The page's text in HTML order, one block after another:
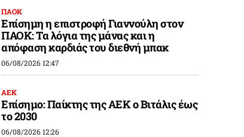
ΠΑΟΚ
Επίσημη η επιστροφή Γιαννούλη στον
ΠΑΟΚ: Τα λόγια της μάνας και η
απόφαση καρδιάς του διεθνή μπακ
06/08/2026 12:47
ΑΕΚ
Επίσημο: Παίκτης της ΑΕΚ ο Βιτάλις έως
το 2030
06/08/2026 12:26